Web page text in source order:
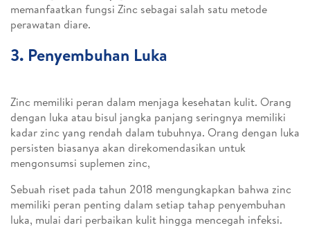
memanfaatkan fungsi Zinc sebagai salah satu metode
perawatan diare.
3. Penyembuhan Luka
Zinc memiliki peran dalam menjaga kesehatan kulit. Orang
dengan luka atau bisul jangka panjang seringnya memiliki
kadar zinc yang rendah dalam tubuhnya. Orang dengan luka
persisten biasanya akan direkomendasikan untuk
mengonsumsi suplemen zinc,
Sebuah riset pada tahun 2018 mengungkapkan bahwa zinc
memiliki peran penting dalam setiap tahap penyembuhan
luka, mulai dari perbaikan kulit hingga mencegah infeksi.